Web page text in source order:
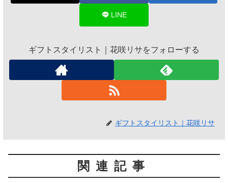
LINE
ギフトスタイリスト｜花咲リサをフォローする
ギフトスタイリスト｜花咲リサ
関連記事